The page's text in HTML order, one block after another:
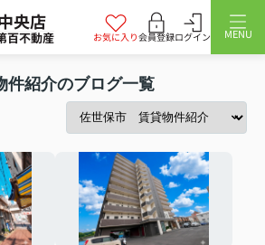
央店
百不動産 お気に入り会員登録ログイン MENU
紹介のブログ一覧